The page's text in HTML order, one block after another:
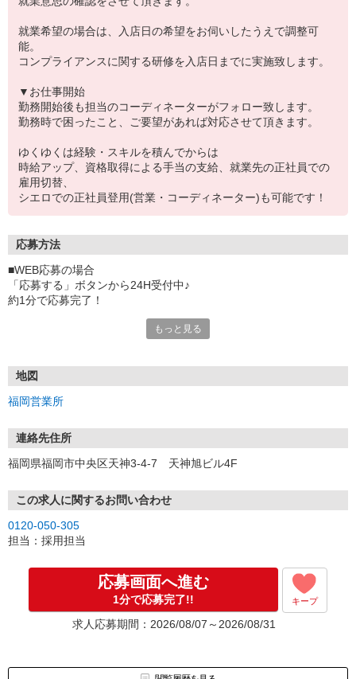
就業希望の場合は、入店日の希望をお伺いしたうえで調整可
能。
コンプライアンスに関する研修を入店日までに実施致します。
▼お仕事開始
勤務開始後も担当のコーディネーターがフォロー致します。
勤務時で困ったこと、ご要望があれば対応させて頂きます。
ゆくゆくは経験・スキルを積んでからは
時給アップ、資格取得による手当の支給、就業先の正社員での
雇用切替、
シエロでの正社員登用(営業・コーディネーター)も可能です！
応募方法
■WEB応募の場合
「応募する」ボタンから24H受付中♪
約1分で応募完了！
①応募から3営業日を目安に、メールorお電話でご連絡します。
★スマホでWEB面接（LINEなど）・出張面接・事務所面接と選べま
す
③面接実施（履歴書不要）
※ご希望があれば、職場見学の調整もOKです！
お気軽にご応募ください♪
もっと見る
地図
福岡営業所
連絡先住所
福岡県福岡市中央区天神3-4-7 天神旭ビル4F
この求人に関するお問い合わせ
0120-050-305
担当：採用担当
応募画面へ進む
1分で応募完了!! キープ
求人応募期間：2026/08/07～2026/08/31